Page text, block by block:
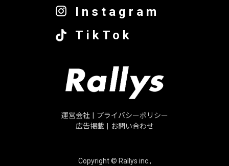
Instagram
TikTok
運営会社
プライバシーポリシー
広告掲載
お問い合わせ
Copyright © Rallys inc.,